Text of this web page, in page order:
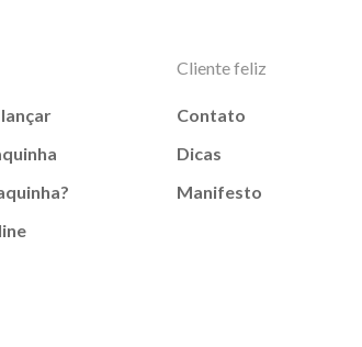
Cliente feliz
Contato
Dicas
Manifesto